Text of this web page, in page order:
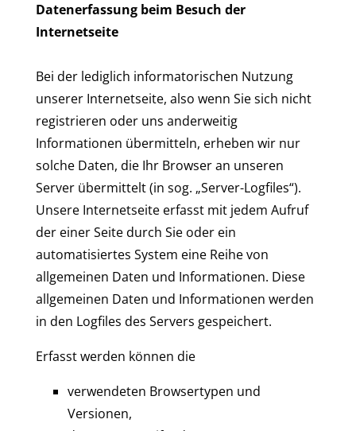
Datenerfassung beim Besuch der
Internetseite
Bei der lediglich informatorischen Nutzung
unserer Internetseite, also wenn Sie sich nicht
registrieren oder uns anderweitig
Informationen übermitteln, erheben wir nur
solche Daten, die Ihr Browser an unseren
Server übermittelt (in sog. „Server-Logfiles“).
Unsere Internetseite erfasst mit jedem Aufruf
der einer Seite durch Sie oder ein
automatisiertes System eine Reihe von
allgemeinen Daten und Informationen. Diese
allgemeinen Daten und Informationen werden
in den Logfiles des Servers gespeichert.
Erfasst werden können die
verwendeten Browsertypen und
Versionen,